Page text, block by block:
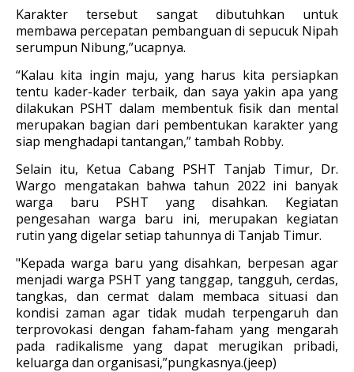
Karakter tersebut sangat dibutuhkan untuk
membawa percepatan pembanguan di sepucuk Nipah
serumpun Nibung,”ucapnya.
“Kalau kita ingin maju, yang harus kita persiapkan
tentu kader-kader terbaik, dan saya yakin apa yang
dilakukan PSHT dalam membentuk fisik dan mental
merupakan bagian dari pembentukan karakter yang
siap menghadapi tantangan,” tambah Robby.
Selain itu, Ketua Cabang PSHT Tanjab Timur, Dr.
Wargo mengatakan bahwa tahun 2022 ini banyak
warga baru PSHT yang disahkan. Kegiatan
pengesahan warga baru ini, merupakan kegiatan
rutin yang digelar setiap tahunnya di Tanjab Timur.
"Kepada warga baru yang disahkan, berpesan agar
menjadi warga PSHT yang tanggap, tangguh, cerdas,
tangkas, dan cermat dalam membaca situasi dan
kondisi zaman agar tidak mudah terpengaruh dan
terprovokasi dengan faham-faham yang mengarah
pada radikalisme yang dapat merugikan pribadi,
keluarga dan organisasi,”pungkasnya.(jeep)